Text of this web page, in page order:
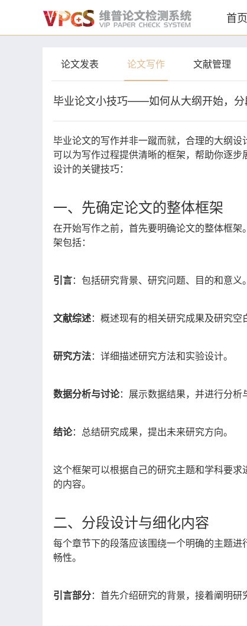
首页
论文发表 论文写作 文献管理
毕业论文小技巧——如何从大纲开始，分
毕业论文的写作并非一蹴而就，合理的大纲
可以为写作过程提供清晰的框架，帮助你逐
设计的关键技巧：
一、先确定论文的整体框架
在开始写作之前，首先要明确论文的整体框
架包括：
引言：包括研究背景、研究问题、目的和意义。
文献综述：概述现有的相关研究成果及研究空
研究方法：详细描述研究方法和实验设计。
数据分析与讨论：展示数据结果，并进行分析
结论：总结研究成果，提出未来研究方向。
这个框架可以根据自己的研究主题和学科要
的内容。
二、分段设计与细化内容
每个章节下的段落应该围绕一个明确的主题
畅性。
引言部分：首先介绍研究的背景，接着阐明研